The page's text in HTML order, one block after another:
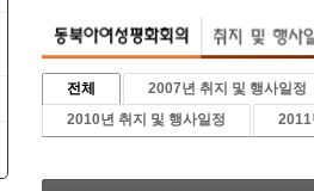
전체
2007년 취지 및 행사일정
2010년 취지 및 행사일정
2011